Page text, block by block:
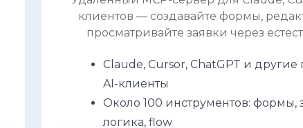
клиентов — создавайте формы,
просматривайте заявки через
Claude, Cursor, ChatGPT и
AI-клиенты
Около 100 инструментов: формы,
логика, flow